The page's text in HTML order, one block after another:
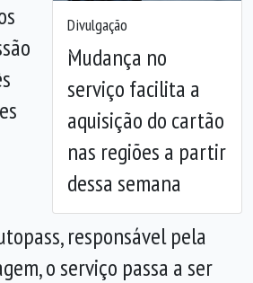
Divulgação
Mudança no
serviço facilita a
aquisição do cartão
nas regiões a partir
dessa semana
Anterior
responsável pela
o serviço passa a ser